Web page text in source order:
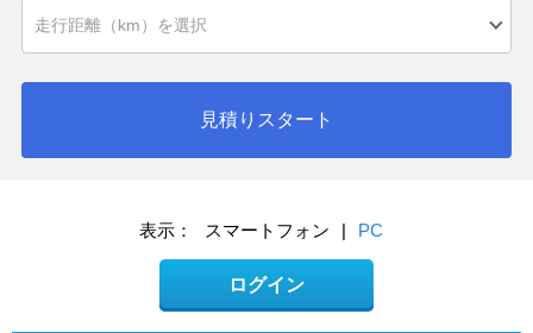
見積りスタート
表示： スマートフォン | PC
ログイン